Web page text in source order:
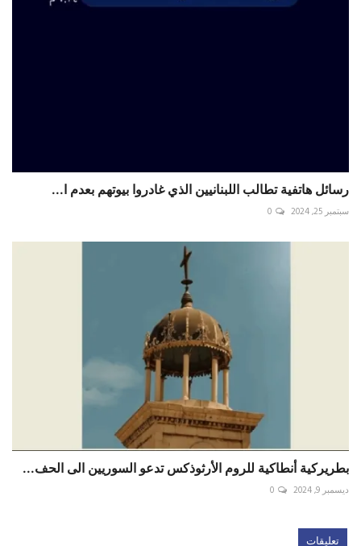
رسائل هاتفية تطالب اللبنانيين الذي غادروا بيوتهم بعدم ا...
سبتمبر 25, 2024 0
بطريركية أنطاكية للروم الأرثوذكس تدعو السوريين الى الحف...
ديسمبر 9, 2024 0
تعليقات